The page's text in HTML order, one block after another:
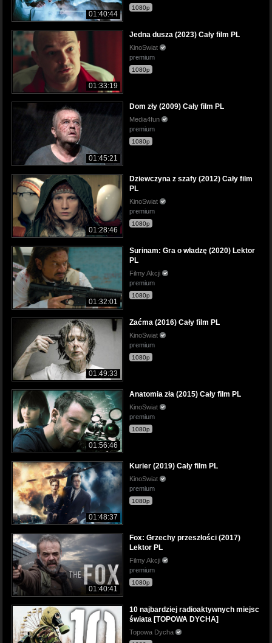
01:40:44
1080p
01:33:19
Jedna dusza (2023) Cały film PL
KinoSwiat
premium
1080p
01:45:21
Dom zły (2009) Cały film PL
Media4fun
premium
1080p
01:28:46
Dziewczyna z szafy (2012) Cały film
PL
KinoSwiat
premium
1080p
01:32:01
Surinam: Gra o władzę (2020) Lektor
PL
Filmy Akcji
premium
1080p
01:49:33
Zaćma (2016) Cały film PL
KinoSwiat
premium
1080p
01:56:46
Anatomia zła (2015) Cały film PL
KinoSwiat
premium
1080p
01:48:37
Kurier (2019) Cały film PL
KinoSwiat
premium
1080p
01:40:41
Fox: Grzechy przeszłości (2017)
Lektor PL
Filmy Akcji
premium
1080p
10 najbardziej radioaktywnych miejsc
świata [TOPOWA DYCHA]
Topowa Dycha